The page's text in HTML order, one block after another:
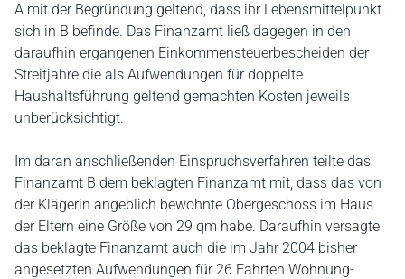
A mit der Begründung geltend, dass ihr Lebensmittelpunkt
sich in B befinde. Das Finanzamt ließ dagegen in den
daraufhin ergangenen Einkommensteuerbescheiden der
Streitjahre die als Aufwendungen für doppelte
Haushaltsführung geltend gemachten Kosten jeweils
unberücksichtigt.
Im daran anschließenden Einspruchsverfahren teilte das
Finanzamt B dem beklagten Finanzamt mit, dass das von
der Klägerin angeblich bewohnte Obergeschoss im Haus
der Eltern eine Größe von 29 qm habe. Daraufhin versagte
das beklagte Finanzamt auch die im Jahr 2004 bisher
angesetzten Aufwendungen für 26 Fahrten Wohnung-